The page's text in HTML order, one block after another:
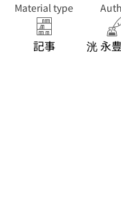
Material type
記事 洸 永